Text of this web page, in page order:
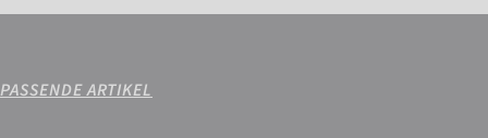
PASSENDE ARTIKEL